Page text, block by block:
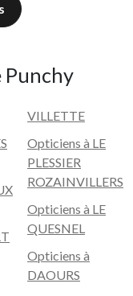
Punchy
VILLETTE
Opticiens à LE
PLESSIER
ROZAINVILLERS
Opticiens à LE
QUESNEL
Opticiens à
DAOURS